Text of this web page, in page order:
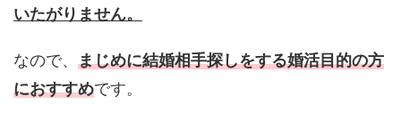
いたがりません。
なので、 まじめに結婚相手探しをする婚活目的の方
におすすめです。